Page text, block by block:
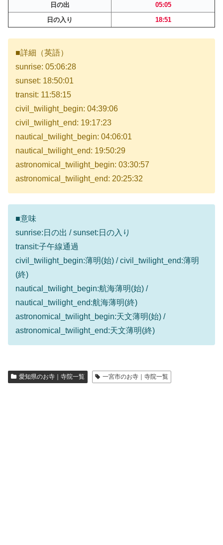
日の出
05:05
日の入り
18:51
■詳細（英語）
sunrise: 05:06:28
sunset: 18:50:01
transit: 11:58:15
civil_twilight_begin: 04:39:06
civil_twilight_end: 19:17:23
nautical_twilight_begin: 04:06:01
nautical_twilight_end: 19:50:29
astronomical_twilight_begin: 03:30:57
astronomical_twilight_end: 20:25:32
■意味
sunrise:日の出 / sunset:日の入り
transit:子午線通過
civil_twilight_begin:薄明(始) / civil_twilight_end:薄明
(終)
nautical_twilight_begin:航海薄明(始) /
nautical_twilight_end:航海薄明(終)
astronomical_twilight_begin:天文薄明(始) /
astronomical_twilight_end:天文薄明(終)
愛知県のお寺｜寺院一覧 一宮市のお寺｜寺院一覧